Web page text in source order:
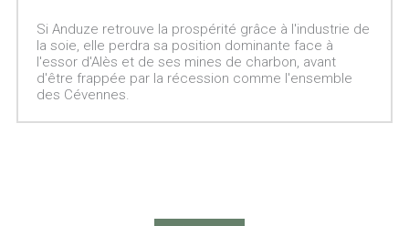
Si Anduze retrouve la prospérité grâce à l'industrie de
la soie, elle perdra sa position dominante face à
l'essor d'Alès et de ses mines de charbon, avant
d'être frappée par la récession comme l'ensemble
des Cévennes.